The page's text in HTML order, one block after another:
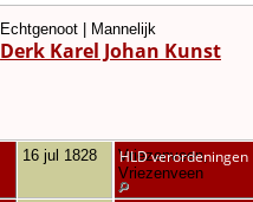
Echtgenoot | Mannelijk
Derk Karel Johan Kunst
16 jul 1828
Vriezenveen,
Vriezenveen
HLD verordeningen